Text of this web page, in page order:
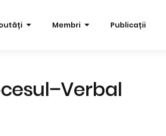
Membri Publicații